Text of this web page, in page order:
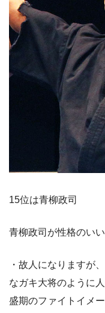
15位は青柳政司
青柳政司が性格のい
・故人になりますが
なガキ大将のように
盛期のファイトイメ